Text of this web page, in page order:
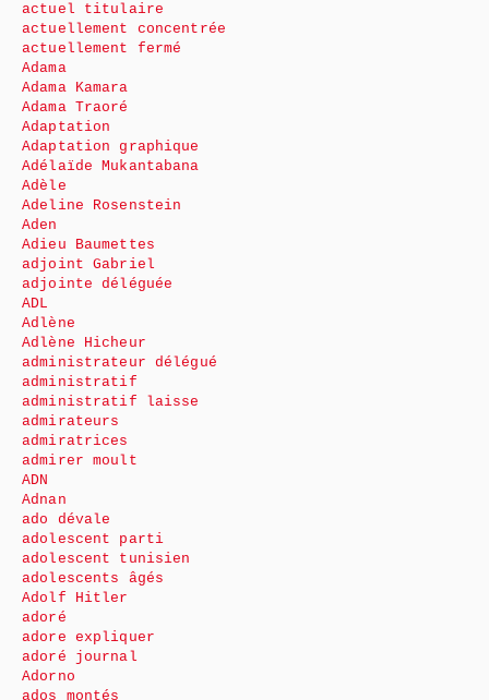
actuel titulaire
actuellement concentrée
actuellement fermé
Adama
Adama Kamara
Adama Traoré
Adaptation
Adaptation graphique
Adélaïde Mukantabana
Adèle
Adeline Rosenstein
Aden
Adieu Baumettes
adjoint Gabriel
adjointe déléguée
ADL
Adlène
Adlène Hicheur
administrateur délégué
administratif
administratif laisse
admirateurs
admiratrices
admirer moult
ADN
Adnan
ado dévale
adolescent parti
adolescent tunisien
adolescents âgés
Adolf Hitler
adoré
adore expliquer
adoré journal
Adorno
ados montés